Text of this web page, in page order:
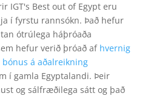
IGT's Best out of Egypt eru
í fyrstu rannsókn. Það hefur
ótrúlega háþróaða
hefur verið þróað af hvernig
á aðalreikning
í gamla Egyptalandi. Þeir
og sálfræðilega sátt og það